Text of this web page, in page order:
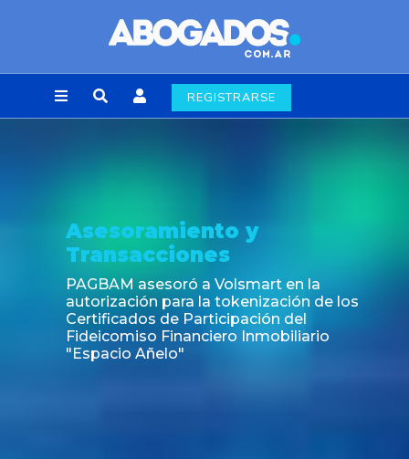
REGISTRARSE
Asesoramiento y
Transacciones
PAGBAM asesoró a Volsmart en la
autorización para la tokenización de los
Certificados de Participación del
Fideicomiso Financiero Inmobiliario
"Espacio Añelo"